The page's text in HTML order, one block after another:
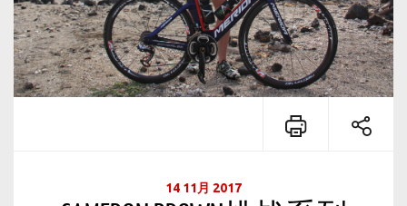
14 11月 2017